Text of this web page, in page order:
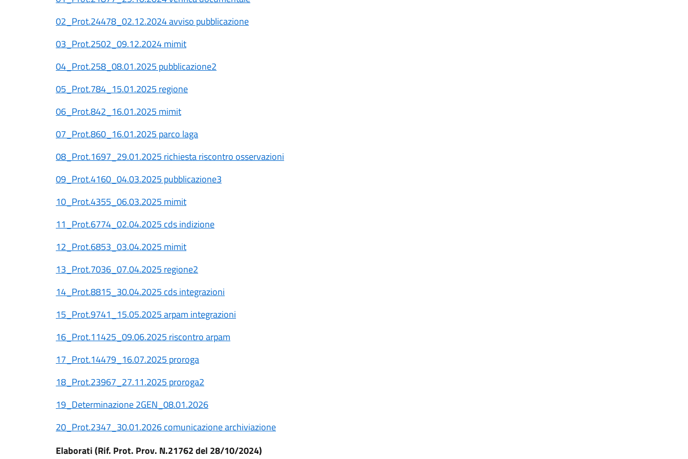
02_Prot.24478_02.12.2024 avviso pubblicazione
03_Prot.2502_09.12.2024 mimit
04_Prot.258_08.01.2025 pubblicazione2
05_Prot.784_15.01.2025 regione
06_Prot.842_16.01.2025 mimit
07_Prot.860_16.01.2025 parco laga
08_Prot.1697_29.01.2025 richiesta riscontro osservazioni
09_Prot.4160_04.03.2025 pubblicazione3
10_Prot.4355_06.03.2025 mimit
11_Prot.6774_02.04.2025 cds indizione
12_Prot.6853_03.04.2025 mimit
13_Prot.7036_07.04.2025 regione2
14_Prot.8815_30.04.2025 cds integrazioni
15_Prot.9741_15.05.2025 arpam integrazioni
16_Prot.11425_09.06.2025 riscontro arpam
17_Prot.14479_16.07.2025 proroga
18_Prot.23967_27.11.2025 proroga2
19_Determinazione 2GEN_08.01.2026
20_Prot.2347_30.01.2026 comunicazione archiviazione
Elaborati (Rif. Prot. Prov. N.21762 del 28/10/2024)